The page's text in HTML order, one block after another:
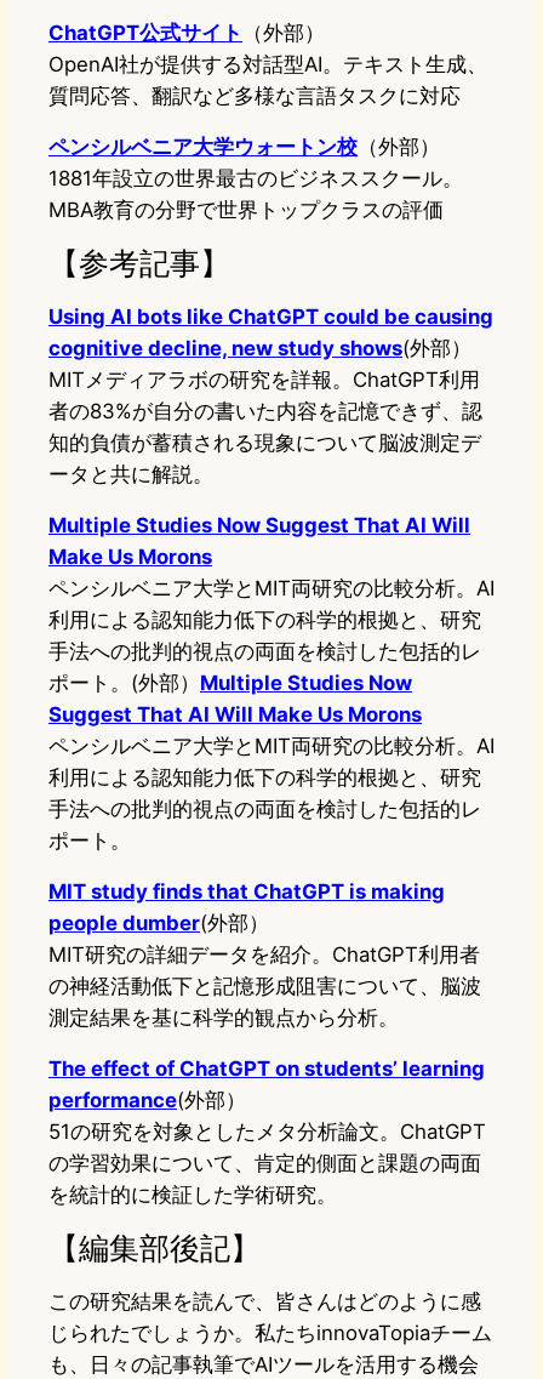
ChatGPT公式サイト
（外部）
OpenAI社が提供する対話型AI。テキスト生成、
質問応答、翻訳など多様な言語タスクに対応
ペンシルベニア大学ウォートン校 （外部）
1881年設立の世界最古のビジネススクール。
MBA教育の分野で世界トップクラスの評価
【参考記事】
Using AI bots like ChatGPT could be causing
cognitive decline, new study shows(外部）
MITメディアラボの研究を詳報。ChatGPT利用
者の83%が自分の書いた内容を記憶できず、認
知的負債が蓄積される現象について脳波測定デ
ータと共に解説。
Multiple Studies Now Suggest That AI Will
Make Us Morons
ペンシルベニア大学とMIT両研究の比較分析。AI
利用による認知能力低下の科学的根拠と、研究
手法への批判的視点の両面を検討した包括的レ
ポート。(外部） Multiple Studies Now
Suggest That AI Will Make Us Morons
ペンシルベニア大学とMIT両研究の比較分析。AI
利用による認知能力低下の科学的根拠と、研究
手法への批判的視点の両面を検討した包括的レ
ポート。
MIT study finds that ChatGPT is making
people dumber(外部）
MIT研究の詳細データを紹介。ChatGPT利用者
の神経活動低下と記憶形成阻害について、脳波
測定結果を基に科学的観点から分析。
The effect of ChatGPT on students’ learning
performance(外部）
51の研究を対象としたメタ分析論文。ChatGPT
の学習効果について、肯定的側面と課題の両面
を統計的に検証した学術研究。
【編集部後記】
この研究結果を読んで、皆さんはどのように感
じられたでしょうか。私たちinnovaTopiaチーム
も、日々の記事執筆でAIツールを活用する機会